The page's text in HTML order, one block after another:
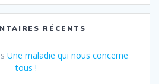
RÉCENTS
Une maladie qui nous concerne
tous !